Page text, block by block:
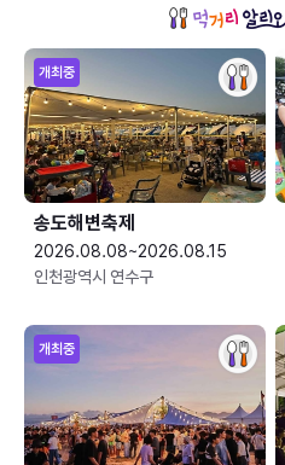
개최중
송도해변축제
2026.08.08~2026.08.15
인천광역시 연수구
개최중